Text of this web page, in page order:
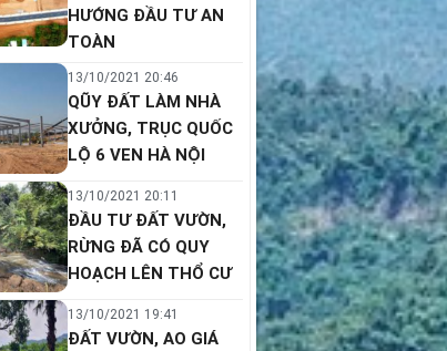
HƯỚNG ĐẦU TƯ AN
TOÀN
13/10/2021 20:46
QŨY ĐẤT LÀM NHÀ
XƯỞNG, TRỤC QUỐC
LỘ 6 VEN HÀ NỘI
13/10/2021 20:11
ĐẦU TƯ ĐẤT VƯỜN,
RỪNG ĐÃ CÓ QUY
HOẠCH LÊN THỔ CƯ
13/10/2021 19:41
ĐẤT VƯỜN, AO GIÁ